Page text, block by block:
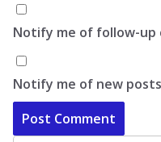
Notify me of follow-up
Notify me of new